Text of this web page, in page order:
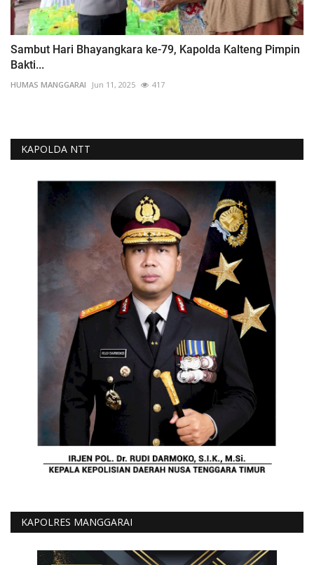
Sambut Hari Bhayangkara ke-79, Kapolda Kalteng Pimpin
Bakti...
HUMAS MANGGARAI Jun 11, 2025 417
KAPOLDA NTT
KAPOLRES MANGGARAI